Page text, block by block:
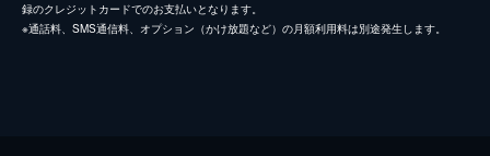
録のクレジットカードでのお支払いとなります。
※通話料、SMS通信料、オプション（かけ放題など）の月額利用料は別途発生します。